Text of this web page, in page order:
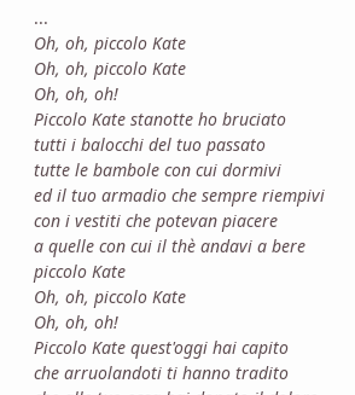
...
Oh, oh, piccolo Kate
Oh, oh, piccolo Kate
Oh, oh, oh!
Piccolo Kate stanotte ho bruciato
tutti i balocchi del tuo passato
tutte le bambole con cui dormivi
ed il tuo armadio che sempre riempivi
con i vestiti che potevan piacere
a quelle con cui il thè andavi a bere
piccolo Kate
Oh, oh, piccolo Kate
Oh, oh, oh!
Piccolo Kate quest'oggi hai capito
che arruolandoti ti hanno tradito